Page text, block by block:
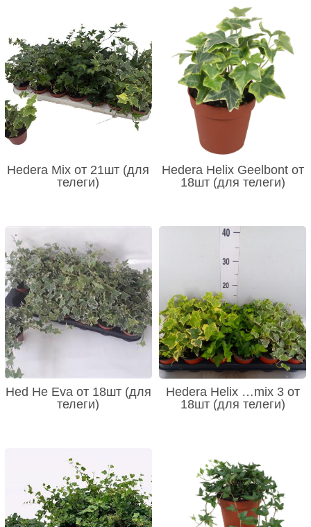
Hedera Mix от 21шт (для
телеги)
Hedera Helix Geelbont от
18шт (для телеги)
Hed He Eva от 18шт (для
телеги)
Hedera Helix …mix 3 от
18шт (для телеги)